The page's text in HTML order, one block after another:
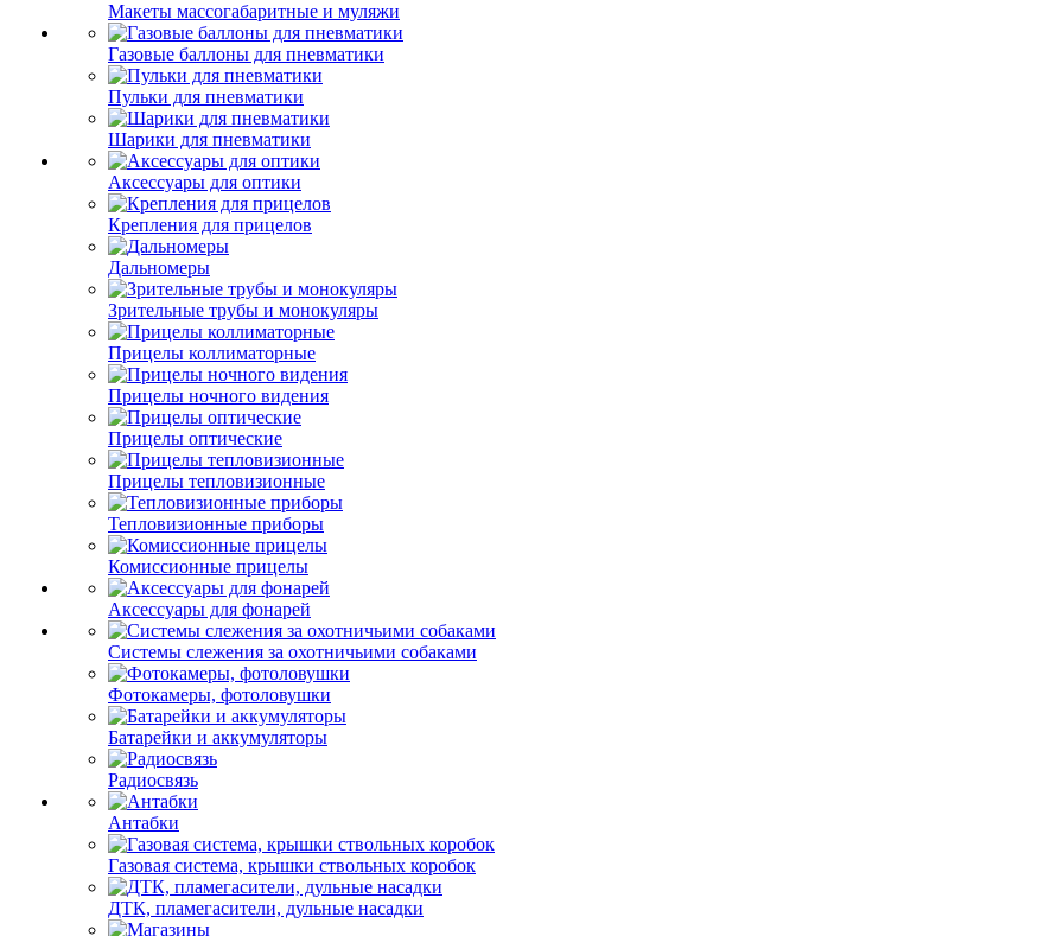
Макеты массогабаритные и муляжи
Газовые баллоны для пневматики
Пульки для пневматики
Шарики для пневматики
Аксессуары для оптики
Крепления для прицелов
Дальномеры
Зрительные трубы и монокуляры
Прицелы коллиматорные
Прицелы ночного видения
Прицелы оптические
Прицелы тепловизионные
Тепловизионные приборы
Комиссионные прицелы
Аксессуары для фонарей
Системы слежения за охотничьими собаками
Фотокамеры, фотоловушки
Батарейки и аккумуляторы
Радиосвязь
Антабки
Газовая система, крышки ствольных коробок
ДТК, пламегасители, дульные насадки